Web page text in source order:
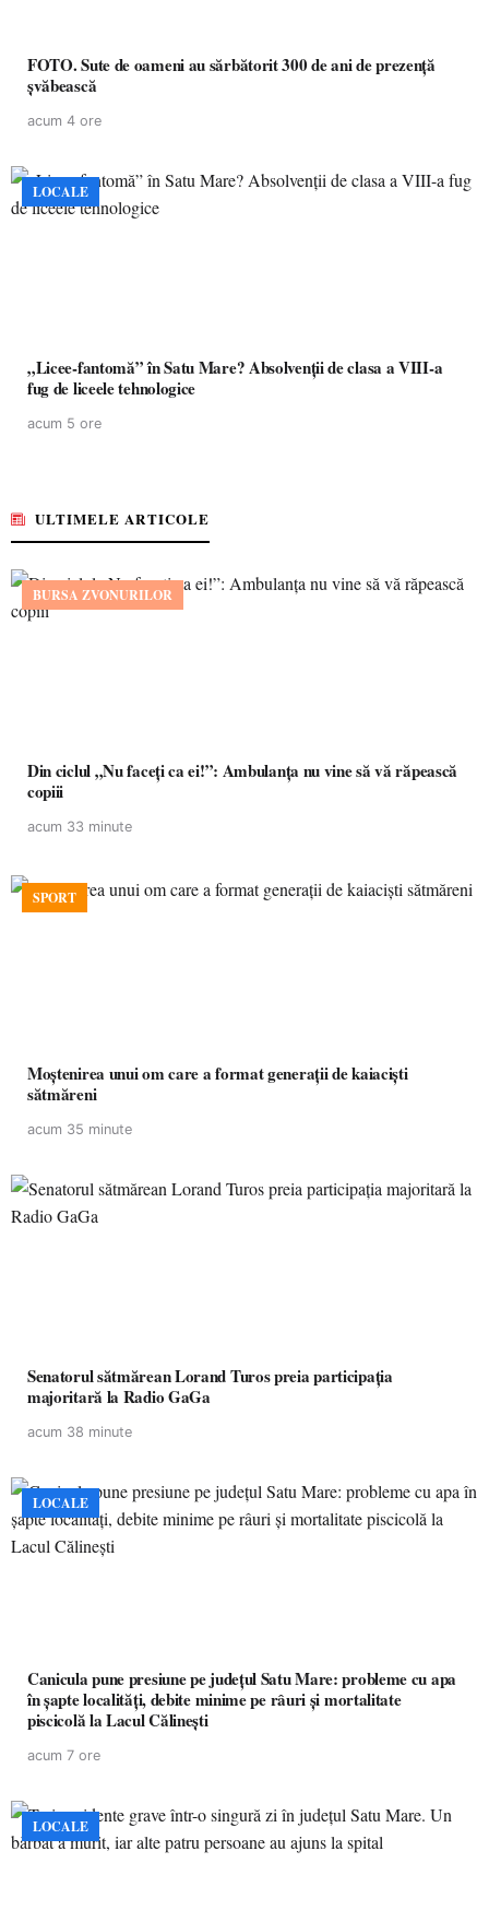
FOTO. Sute de oameni au sărbătorit 300 de ani de prezență
șvăbească
acum 4 ore
LOCALE
„Licee-fantomă” în Satu Mare? Absolvenții de clasa a VIII-a
fug de liceele tehnologice
acum 5 ore
ULTIMELE ARTICOLE
BURSA ZVONURILOR
Din ciclul „Nu faceți ca ei!”: Ambulanța nu vine să vă răpească
copiii
acum 33 minute
SPORT
Moștenirea unui om care a format generații de kaiaciști
sătmăreni
acum 35 minute
Senatorul sătmărean Lorand Turos preia participația
majoritară la Radio GaGa
acum 38 minute
LOCALE
Canicula pune presiune pe județul Satu Mare: probleme cu apa
în șapte localități, debite minime pe râuri și mortalitate
piscicolă la Lacul Călinești
acum 7 ore
LOCALE